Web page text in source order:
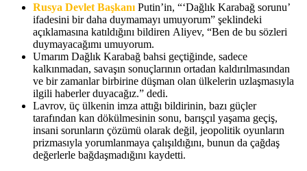
Rusya Devlet Başkanı Putin’in, “‘Dağlık Karabağ sorunu’
ifadesini bir daha duymamayı umuyorum” şeklindeki
açıklamasına katıldığını bildiren Aliyev, “Ben de bu sözleri
duymayacağımı umuyorum.
Umarım Dağlık Karabağ bahsi geçtiğinde, sadece
kalkınmadan, savaşın sonuçlarının ortadan kaldırılmasından
ve bir zamanlar birbirine düşman olan ülkelerin uzlaşmasıyla
ilgili haberler duyacağız.” dedi.
Lavrov, üç ülkenin imza attığı bildirinin, bazı güçler
tarafından kan dökülmesinin sonu, barışçıl yaşama geçiş,
insani sorunların çözümü olarak değil, jeopolitik oyunların
prizmasıyla yorumlanmaya çalışıldığını, bunun da çağdaş
değerlerle bağdaşmadığını kaydetti.